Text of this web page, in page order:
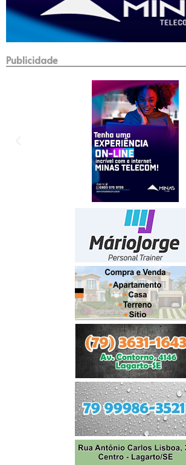
Publicidade